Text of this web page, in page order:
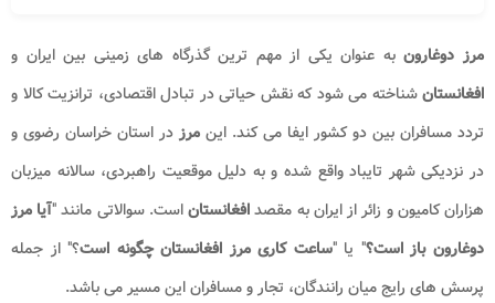
مرز دوغارونبه عنوان یکی از مهم ترین گذرگاه های زمینی بین ایران و
افغانستانشناخته می شود که نقش حیاتی در تبادل اقتصادی، ترانزیت کالا و
تردد مسافران بین دو کشور ایفا می کند. این مرزدر استان خراسان رضوی و
در نزدیکی شهر تایباد واقع شده و به دلیل موقعیت راهبردی، سالانه میزبان
هزاران کامیون و زائر از ایران به مقصدافغانستاناست. سوالاتی مانند "آیا مرز
دوغارون باز است؟" یا "ساعت کاری مرز افغانستان چگونه است؟" از جمله
پرسش های رایج میان رانندگان، تجار و مسافران این مسیر می باشد.